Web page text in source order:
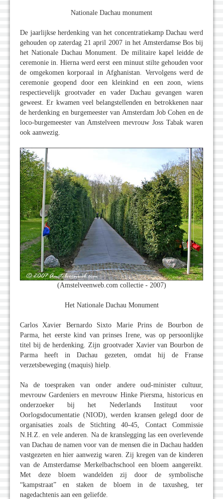
Nationale Dachau monument
De jaarlijkse herdenking van het concentratiekamp Dachau werd
gehouden op zaterdag 21 april 2007 in het Amsterdamse Bos bij
het Nationale Dachau Monument. De militaire kapel leidde de
ceremonie in. Hierna werd eerst een minuut stilte gehouden voor
de omgekomen korporaal in Afghanistan. Vervolgens werd de
ceremonie geopend door een kleinkind en een zoon, wiens
respectievelijk grootvader en vader Dachau gevangen waren
geweest. Er kwamen veel belangstellenden en betrokkenen naar
de herdenking en burgemeester van Amsterdam Job Cohen en de
loco-burgemeester van Amstelveen mevrouw Joss Tabak waren
ook aanwezig.
(Amstelveenweb.com collectie - 2007)
Het Nationale Dachau Monument
Carlos Xavier Bernardo Sixto Marie Prins de Bourbon de
Parma, het eerste kind van prinses Irene, was op persoonlijke
titel bij de herdenking. Zijn grootvader Xavier van Bourbon de
Parma heeft in Dachau gezeten, omdat hij de Franse
verzetsbeweging (maquis) hielp.
Na de toespraken van onder andere oud-minister cultuur,
mevrouw Gardeniers en mevrouw Hinke Piersma, historicus en
onderzoeker bij het Nederlands Instituut voor
Oorlogsdocumentatie (NIOD), werden kransen gelegd door de
organisaties zoals de Stichting 40-45, Contact Commissie
N.H.Z. en vele anderen. Na de kranslegging las een overlevende
van Dachau de namen voor van de mensen die in Dachau hadden
vastgezeten en hier aanwezig waren. Zij kregen van de kinderen
van de Amsterdamse Merkelbachschool een bloem aangereikt.
Met deze bloem wandelden zij door de symbolische
“kampstraat” en staken de bloem in de taxusheg, ter
nagedachtenis aan een geliefde.